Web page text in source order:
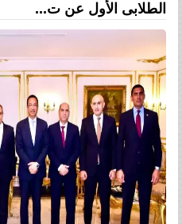
الطلابى الأول عن ت...